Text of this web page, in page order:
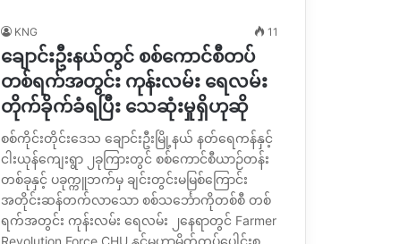
KNG 11
ချောင်းဦးနယ်တွင် စစ်ကောင်စီတပ်
တစ်ရက်အတွင်း ကုန်းလမ်း ရေလမ်း
တိုက်ခိုက်ခံရပြီး သေဆုံးမှုရှိဟုဆို
စစ်ကိုင်းတိုင်းဒေသ ချောင်းဦးမြို့နယ် နတ်ရေကန်နှင့်
ငါးယုန်ကျေးရွာ ၂ခုကြားတွင် စစ်ကောင်စီယာဉ်တန်း
တစ်ခုနှင့် ပခုက္ကူဘက်မှ ချင်းတွင်းမမြစ်ကြောင်း
အတိုင်းဆန်တက်လာသော စစ်သင်္ဘောကိုတစ်စီ တစ်
ရက်အတွင်း ကုန်းလမ်း ရေလမ်း ၂နေရာတွင် Farmer
Revolution Force CHU နှင့်မဟာမိတ်တပ်ပေါင်းစု